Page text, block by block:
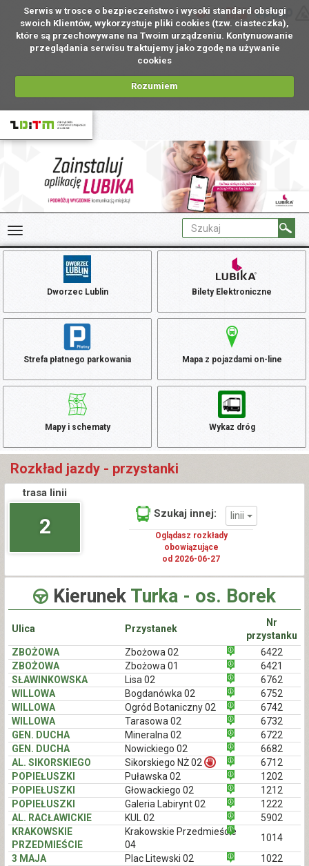
Serwis w trosce o bezpieczeństwo i wysoki standard obsługi
swoich Klientów, wykorzystuje pliki cookies (tzw. ciasteczka),
które są przechowywane na Twoim urządzeniu. Kontynuowanie
przeglądania serwisu traktujemy jako zgodę na używanie
cookies
Rozumiem
PL
Dworzec Lublin Bilety Elektroniczne
Strefa płatnego parkowania Mapa z pojazdami on-line
Mapy i schematy Wykaz dróg
Rozkład jazdy - przystanki
trasa linii
2
Szukaj innej: linii
Oglądasz rozkłady
obowiązujące
od 2026-06-27
Kierunek Turka - os. Borek
Ulica Przystanek
Nr
przystanku
ZBOŻOWA
Zbożowa 02
6422
ZBOŻOWA
Zbożowa 01
6421
SŁAWINKOWSKA
Lisa 02
6762
WILLOWA
Bogdanówka 02
6752
WILLOWA
Ogród Botaniczny 02
6742
WILLOWA
Tarasowa 02
6732
GEN. DUCHA
Mineralna 02
6722
GEN. DUCHA
Nowickiego 02
6682
AL. SIKORSKIEGO
Sikorskiego NŻ 02
6712
POPIEŁUSZKI
Puławska 02
1202
POPIEŁUSZKI
Głowackiego 02
1212
POPIEŁUSZKI
Galeria Labirynt 02
1222
AL. RACŁAWICKIE
KUL 02
5902
KRAKOWSKIE
PRZEDMIEŚCIE
Krakowskie Przedmieście
04
1014
3 MAJA
Plac Litewski 02
1022